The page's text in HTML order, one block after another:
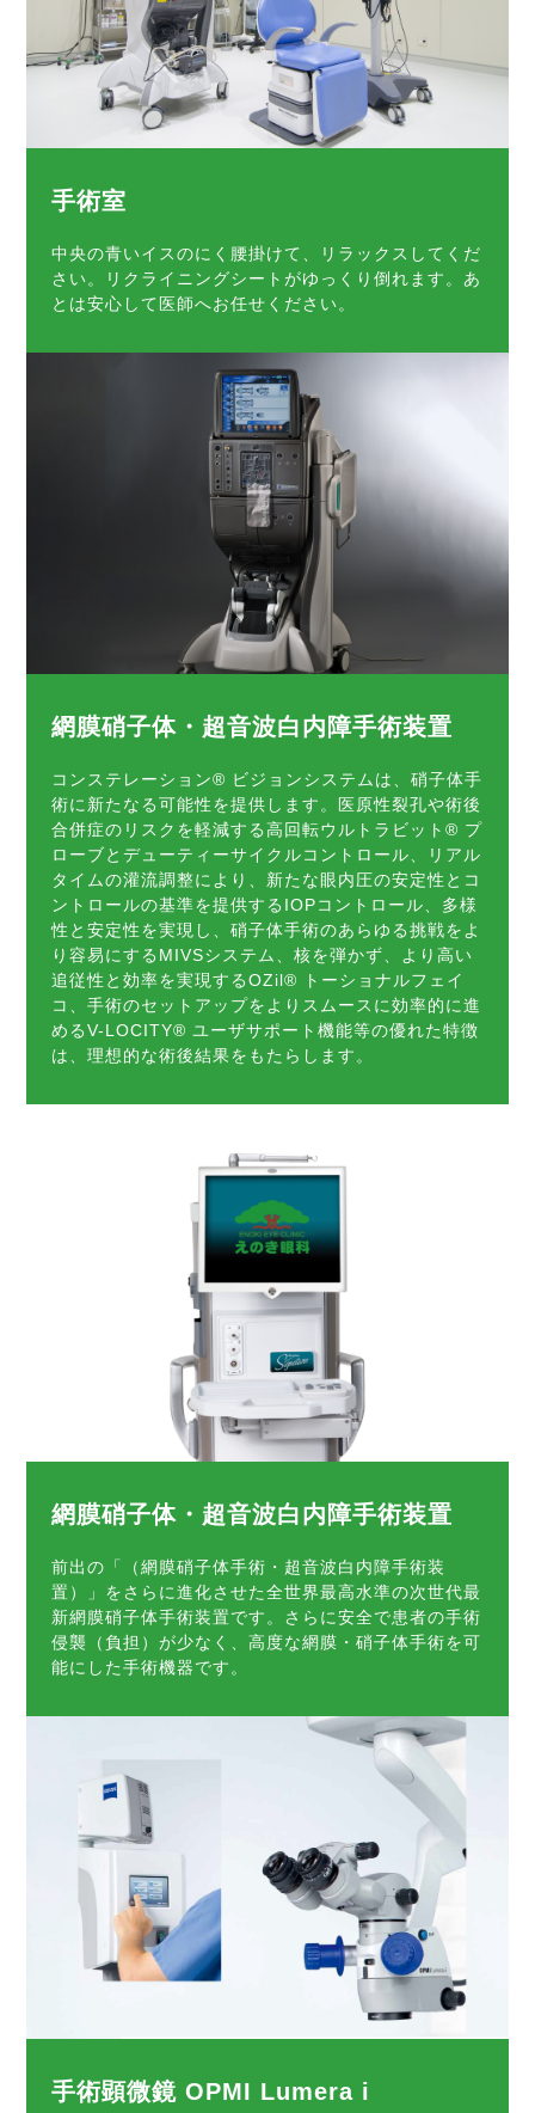
手術室
中央の青いイスのにく腰掛けて、リラックスしてくだ
さい。リクライニングシートがゆっくり倒れます。あ
とは安心して医師へお任せください。
網膜硝子体・超音波白内障手術装置
コンステレーション® ビジョンシステムは、硝子体手
術に新たなる可能性を提供します。医原性裂孔や術後
合併症のリスクを軽減する高回転ウルトラビット® プ
ローブとデューティーサイクルコントロール、リアル
タイムの灌流調整により、新たな眼内圧の安定性とコ
ントロールの基準を提供するIOPコントロール、多様
性と安定性を実現し、硝子体手術のあらゆる挑戦をよ
り容易にするMIVSシステム、核を弾かず、より高い
追従性と効率を実現するOZil® トーショナルフェイ
コ、手術のセットアップをよりスムースに効率的に進
めるV-LOCITY® ユーザサポート機能等の優れた特徴
は、理想的な術後結果をもたらします。
網膜硝子体・超音波白内障手術装置
前出の「（網膜硝子体手術・超音波白内障手術装
置）」をさらに進化させた全世界最高水準の次世代最
新網膜硝子体手術装置です。さらに安全で患者の手術
侵襲（負担）が少なく、高度な網膜・硝子体手術を可
能にした手術機器です。
手術顕微鏡 OPMI Lumera i